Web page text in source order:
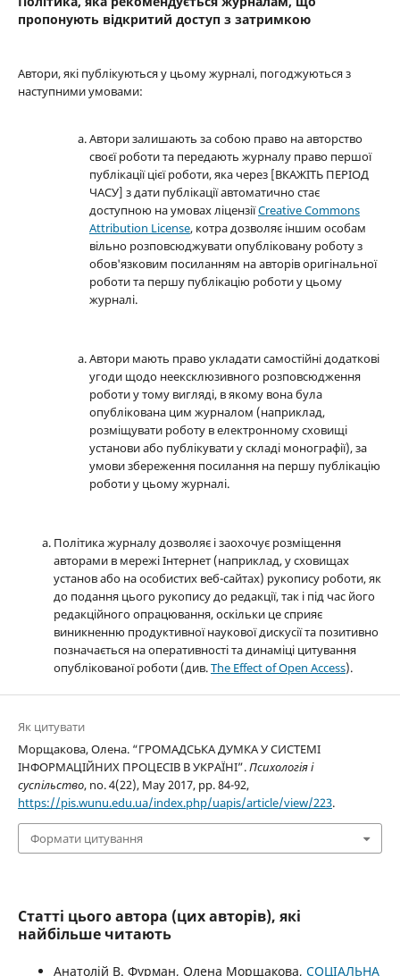
пропонують відкритий доступ з затримкою
Автори, які публікуються у цьому журналі, погоджуються з
наступними умовами:
Автори залишають за собою право на авторство
своєї роботи та передають журналу право першої
публікації цієї роботи, яка через [ВКАЖІТЬ ПЕРІОД
ЧАСУ] з дати публікації автоматично стає
доступною на умовах ліцензіїCreative Commons
Attribution License, котра дозволяє іншим особам
вільно розповсюджувати опубліковану роботу з
обов'язковим посиланням на авторів оригінальної
роботи та першу публікацію роботи у цьому
журналі.
Автори мають право укладати самостійні додаткові
угоди щодо неексклюзивного розповсюдження
роботи у тому вигляді, в якому вона була
опублікована цим журналом (наприклад,
розміщувати роботу в електронному сховищі
установи або публікувати у складі монографії), за
умови збереження посилання на першу публікацію
роботи у цьому журналі.
Політика журналу дозволяє і заохочує розміщення
авторами в мережі Інтернет (наприклад, у сховищах
установ або на особистих веб-сайтах) рукопису роботи, як
до подання цього рукопису до редакції, так і під час його
редакційного опрацювання, оскільки це сприяє
виникненню продуктивної наукової дискусії та позитивно
позначається на оперативності та динаміці цитування
опублікованої роботи (див.The Effect of Open Access).
Як цитувати
Морщакова, Олена. “ГРОМАДСЬКА ДУМКА У СИСТЕМІ
ІНФОРМАЦІЙНИХ ПРОЦЕСІВ В УКРАЇНІ”.Психологія і
суспільство, no. 4(22), May 2017, pp. 84-92,
https://pis.wunu.edu.ua/index.php/uapis/article/view/223.
Формати цитування
Статті цього автора (цих авторів), які
найбільше читають
Анатолій В. Фурман, Олена Морщакова, СОЦІАЛЬНА